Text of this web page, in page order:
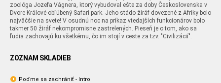
zoológa Jozefa Vágnera, ktorý vybudoval ešte za doby Československa v
Dvore Králové obľúbený Safari park. Jeho stádo žiráf dovezené z Afriky bolo
najväčšie na svete! V osudnú noc na príkaz vtedajších funkcionárov bolo
takmer 50 žiráf nekompromisne zastrelených. Pieseň je o tom, ako sa
ľudia zachovajú ku všetkému, čo im stojí v ceste za tzv. "Civilizácií".
ZOZNAM SKLADIEB
Poďme sa zachrániť - Intro